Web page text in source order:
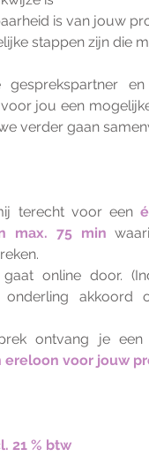
is van jouw
stappen zijn die
gesprekspartner
jou een
verder gaan
terecht voor een
max. 75 min
online door.
onderling akkoord
ontvang je een
ereloon voor jouw
21 % btw